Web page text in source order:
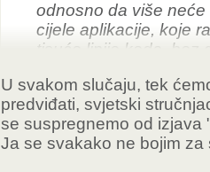
metoda stvoriti masu
nemanagebilnog,
odnosno da više
cijele aplikacije, koje
tisuće linije koda, bez
možda sad. Sjetite se
kak AI nije za to, ali
više kao hobi za
U svakom slučaju, tek
predviđati, svjetski
se suspregnemo od izjava
Ja se svakako ne bojim